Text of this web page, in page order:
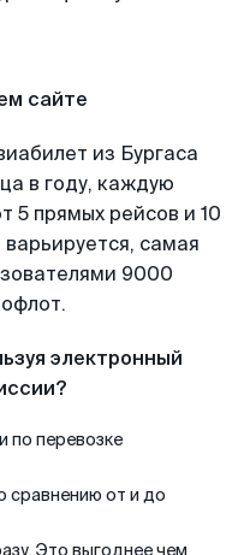
сайте
из Бургаса
в году, каждую
5 прямых рейсов и 10
самая
9000
электронный
по перевозке
сравнению от и до
Это выгоднее чем